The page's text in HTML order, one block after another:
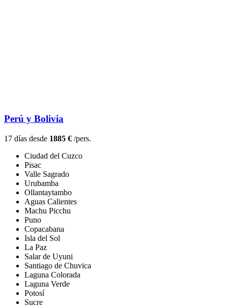
Perú y Bolivia
17 días desde 1885 € /pers.
Ciudad del Cuzco
Pisac
Valle Sagrado
Urubamba
Ollantaytambo
Aguas Calientes
Machu Picchu
Puno
Copacabana
Isla del Sol
La Paz
Salar de Uyuni
Santiago de Chuvica
Laguna Colorada
Laguna Verde
Potosí
Sucre